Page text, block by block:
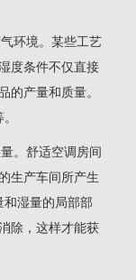
环境。某些工艺
度条件不仅直接
的产量和质量。
。舒适空调房间
生产车间所产生
和湿量的局部部
除，这样才能获